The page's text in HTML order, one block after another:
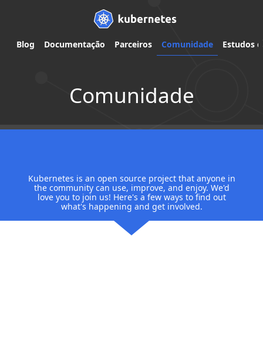
Blog Documentação Parceiros Comunidade Estudos
Comunidade
Kubernetes is an open source project that anyone in
the community can use, improve, and enjoy. We'd
love you to join us! Here's a few ways to find out
what's happening and get involved.